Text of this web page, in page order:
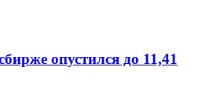
опустился до 11,41